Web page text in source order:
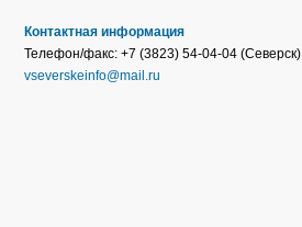
Контактная информация
Телефон/факс: +7 (3823) 54-04-04 (Северск)
vseverskeinfo@mail.ru